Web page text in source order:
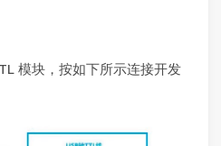
模块，按如下所示连接开发